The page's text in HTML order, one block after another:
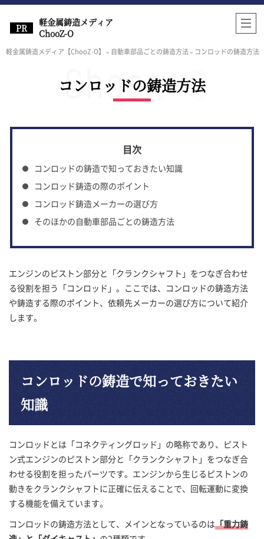
軽金属鋳造メディア
ChooZ-O
軽金属鋳造メディア【ChooZ-O】 » 自動車部品ごとの鋳造方法» コンロッドの鋳造方法
コンロッドの鋳造方法
コンロッドの鋳造で知っておきたい知識
コンロッド鋳造の際のポイント
コンロッド鋳造メーカーの選び方
そのほかの自動車部品ごとの鋳造方法
エンジンのピストン部分と「クランクシャフト」をつなぎ合わせ
る役割を担う「コンロッド」。ここでは、コンロッドの鋳造方法
や鋳造する際のポイント、依頼先メーカーの選び方について紹介
します。
コンロッドの鋳造で知っておきたい
知識
コンロッドとは「コネクティングロッド」の略称であり、ピスト
ン式エンジンのピストン部分と「クランクシャフト」をつなぎ合
わせる役割を担ったパーツです。エンジンから生じるピストンの
動きをクランクシャフトに正確に伝えることで、回転運動に変換
する機能を備えています。
コンロッドの鋳造方法として、メインとなっているのは「重力鋳